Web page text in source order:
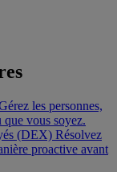
les personnes,
que vous soyez.
(DEX) Résolvez
proactive avant